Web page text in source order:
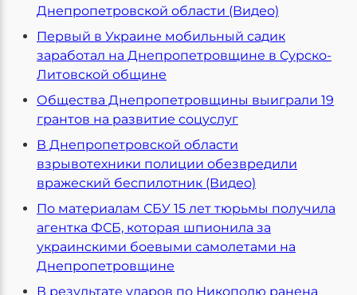
Днепропетровской области (Видео)
Первый в Украине мобильный садик
заработал на Днепропетровщине в Сурско-
Литовской общине
Общества Днепропетровщины выиграли 19
грантов на развитие соцуслуг
В Днепропетровской области
взрывотехники полиции обезвредили
вражеский беспилотник (Видео)
По материалам СБУ 15 лет тюрьмы получила
агентка ФСБ, которая шпионила за
украинскими боевыми самолетами на
Днепропетровщине
В результате ударов по Никополю ранена